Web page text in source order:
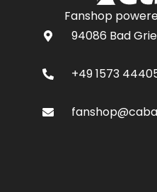
Fanshop
94086 Bad
+49 1573